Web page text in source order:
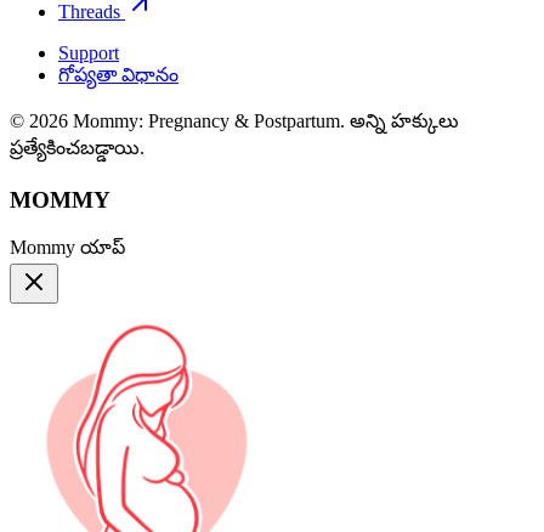
Threads
Support
గోప్యతా విధానం
© 2026 Mommy: Pregnancy & Postpartum. అన్ని హక్కులు
ప్రత్యేకించబడ్డాయి.
MOMMY
Mommy యాప్